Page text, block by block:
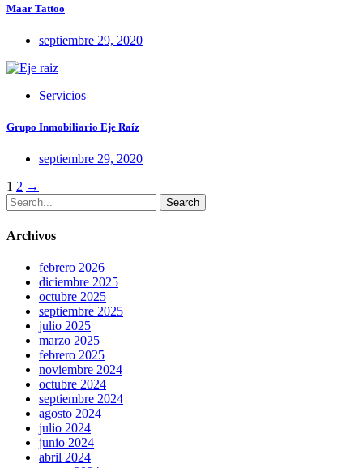
Maar Tattoo
septiembre 29, 2020
Servicios
Grupo Inmobiliario Eje Raíz
septiembre 29, 2020
Posts
navigation
1 2 →
Search
Archivos
febrero 2026
diciembre 2025
octubre 2025
septiembre 2025
julio 2025
marzo 2025
febrero 2025
noviembre 2024
octubre 2024
septiembre 2024
agosto 2024
julio 2024
junio 2024
abril 2024